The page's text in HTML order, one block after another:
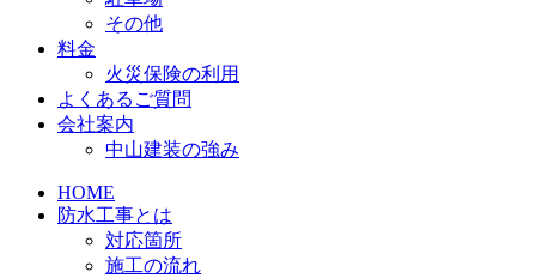
その他
料金
火災保険の利用
よくあるご質問
会社案内
中山建装の強み
HOME
防水工事とは
対応箇所
施工の流れ